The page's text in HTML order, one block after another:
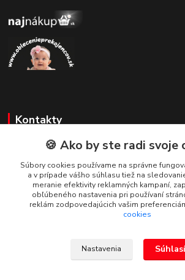
Kontakty
Zákaznícka podpora
+421 908 479 200
info@ludovymotiv.sk
🍪 Ako by ste radi svoje
Súbory cookies používame na správne
a v prípade vášho súhlasu tiež na
meranie efektivity reklamných kampaní,
obľúbeného nastavenia pri používaní
reklám zodpovedajúcich vašim
cookies
Nastavenia